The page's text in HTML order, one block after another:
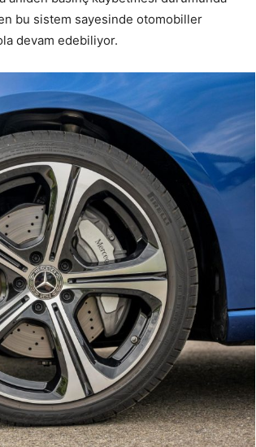
bu sistem sayesinde otomobiller
devam edebiliyor.